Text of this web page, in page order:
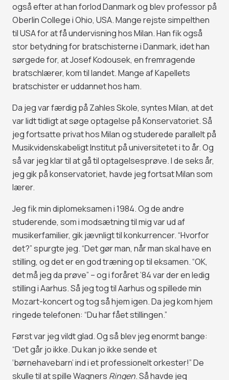
også efter at han forlod Danmark og blev professor på
Oberlin College i Ohio, USA. Mange rejste simpelthen
til USA for at få undervisning hos Milan. Han fik også
stor betydning for bratschisterne i Danmark, idet han
sørgede for, at Josef Kodousek, en fremragende
bratschlærer, kom til landet. Mange af Kapellets
bratschister er uddannet hos ham.
Da jeg var færdig på Zahles Skole, syntes Milan, at det
var lidt tidligt at søge optagelse på Konservatoriet. Så
jeg fortsatte privat hos Milan og studerede parallelt på
Musikvidenskabeligt Institut på universitetet i to år. Og
så var jeg klar til at gå til optagelsesprøve. I de seks år,
jeg gik på konservatoriet, havde jeg fortsat Milan som
lærer.
Jeg fik min diplomeksamen i 1984. Og de andre
studerende, som i modsætning til mig var ud af
musikerfamilier, gik jævnligt til konkurrencer. “Hvorfor
det?” spurgte jeg. “Det gør man, når man skal have en
stilling, og det er en god træning op til eksamen. “OK,
det må jeg da prøve” – og i foråret ’84 var der en ledig
stilling i Aarhus. Så jeg tog til Aarhus og spillede min
Mozart-koncert og tog så hjem igen. Da jeg kom hjem
ringede telefonen: “Du har fået stillingen.”
Først var jeg vildt glad. Og så blev jeg enormt bange:
“Det går jo ikke. Du kan jo ikke sende et
‘børnehavebarn’ ind i et professionelt orkester!” De
skulle til at spille Wagners Ringen. Så havde jeg